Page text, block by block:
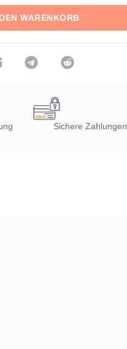
WARENKORB
Sichere Zahlungen